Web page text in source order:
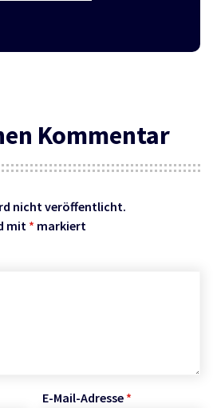
Kommentar
nicht veröffentlicht.
mit * markiert
E-Mail-Adresse *